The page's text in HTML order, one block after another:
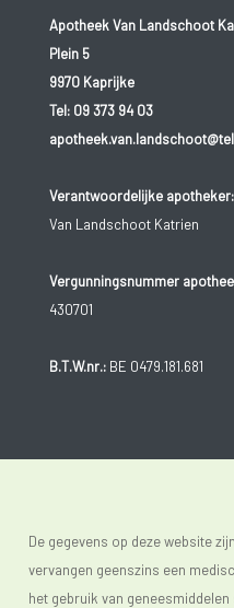
Apotheek Van Landschoot
Plein 5
9970 Kaprijke
Tel: 09 373 94 03
Verantwoordelijke apotheker:
Van Landschoot Katrien
Vergunningsnummer
430701
B.T.W.nr.:BE 0479.181.681
De gegevens op deze website
vervangen geenszins een
het gebruik van